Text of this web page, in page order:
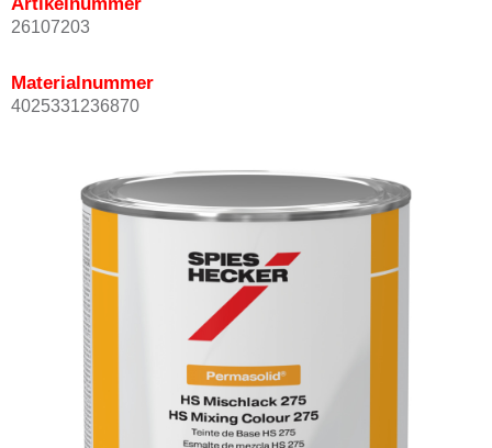
26107203
Materialnummer
4025331236870